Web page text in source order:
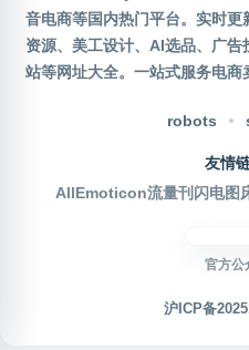
音电商等国内热门平台。实时
资源、美工设计、AI选品、广
站等网址大全。一站式服务电商
robots
友情
AllEmoticon流量刊 闪电图
官方公
沪ICP备